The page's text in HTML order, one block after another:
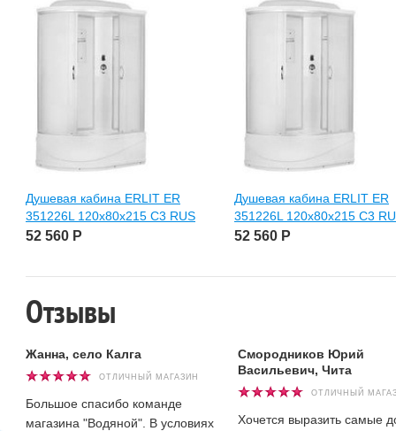
Душевая кабина ERLIT ER
351226L 120х80х215 С3 RUS
52 560 Р
Душевая кабина ERLIT ER
351226L 120х80х215 С3
52 560 Р
Отзывы
Жанна, село Калга
ОТЛИЧНЫЙ МАГАЗИН
Большое спасибо команде
магазина "Водяной". В условиях
Смородников Юрий
Васильевич, Чита
ОТЛИЧНЫЙ
Хочется выразить самые